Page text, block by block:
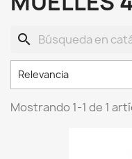
search
Relevancia
Mostrando 1-1 de 1